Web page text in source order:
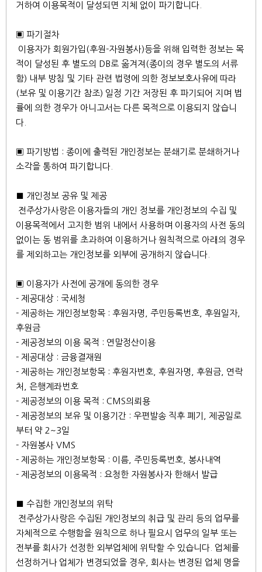
거하여 이용목적이 달성되면 지체 없이 파기합니다.
▣ 파기절차
이용자가 회원가입(후원-자원봉사)등을 위해 입력한 정보는 목
적이 달성된 후 별도의 DB로 옮겨져(종이의 경우 별도의 서류
함) 내부 방침 및 기타 관련 법령에 의한 정보보호사유에 따라
(보유 및 이용기간 참조) 일정 기간 저장된 후 파기되어 지며 법
률에 의한 경우가 아니고서는 다른 목적으로 이용되지 않습니
다.
▣ 파기방법 : 종이에 출력된 개인정보는 분쇄기로 분쇄하거나
소각을 통하여 파기합니다.
■ 개인정보 공유 및 제공
전주상가사랑은 이용자들의 개인 정보를 개인정보의 수집 및
이용목적에서 고지한 범위 내에서 사용하며 이용자의 사전 동의
없이는 동 범위를 초과하여 이용하거나 원칙적으로 아래의 경우
를 제외하고는 개인정보를 외부에 공개하지 않습니다.
▣ 이용자가 사전에 공개에 동의한 경우
- 제공대상 : 국세청
- 제공하는 개인정보항목 : 후원자명, 주민등록번호, 후원일자,
후원금
- 제공정보의 이용 목적 : 연말정산이용
- 제공대상 : 금융결재원
- 제공하는 개인정보항목 : 후원자번호, 후원자명, 후원금, 연락
처, 은행계좌번호
- 제공정보의 이용 목적 : CMS의뢰용
- 제공정보의 보유 및 이용기간 : 우편발송 직후 폐기, 제공일로
부터 약 2~3일
- 자원봉사 VMS
- 제공하는 개인정보항목 : 이름, 주민등록번호, 봉사내역
- 제공정보의 이용목적 : 요청한 자원봉사자 한해서 발급
■ 수집한 개인정보의 위탁
전주상가사랑은 수집된 개인정보의 취급 및 관리 등의 업무를
자체적으로 수행함을 원칙으로 하나 필요시 업무의 일부 또는
전부를 회사가 선정한 외부업체에 위탁할 수 있습니다. 업체를
선정하거나 업체가 변경되었을 경우, 회사는 변경된 업체 명을